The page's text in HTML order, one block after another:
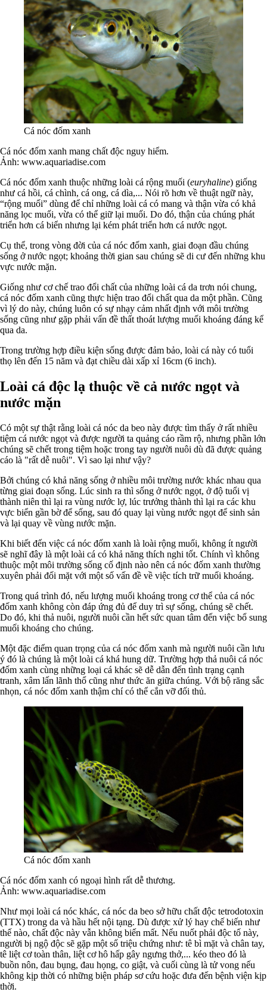
Cá nóc đốm xanh
Cá nóc đốm xanh mang chất độc nguy hiểm.
Ảnh: www.aquariadise.com
Cá nóc đốm xanh thuộc những loài cá rộng muối (euryhaline) giống
như cá hồi, cá chình, cá ong, cá dìa,... Nói rõ hơn về thuật ngữ này,
“rộng muối” dùng để chỉ những loài cá có mang và thận vừa có khả
năng lọc muối, vừa có thể giữ lại muối. Do đó, thận của chúng phát
triển hơn cá biển nhưng lại kém phát triển hơn cá nước ngọt.
Cụ thể, trong vòng đời của cá nóc đốm xanh, giai đoạn đầu chúng
sống ở nước ngọt; khoảng thời gian sau chúng sẽ di cư đến những khu
vực nước mặn.
Giống như cơ chế trao đổi chất của những loài cá da trơn nói chung,
cá nóc đốm xanh cũng thực hiện trao đổi chất qua da một phần. Cũng
vì lý do này, chúng luôn có sự nhạy cảm nhất định với môi trường
sống cũng như gặp phải vấn đề thất thoát lượng muối khoáng đáng kể
qua da.
Trong trường hợp điều kiện sống được đảm bảo, loài cá này có tuổi
thọ lên đến 15 năm và đạt chiều dài xấp xỉ 16cm (6 inch).
Loài cá độc lạ thuộc về cả nước ngọt và
nước mặn
Có một sự thật rằng loài cá nóc da beo này được tìm thấy ở rất nhiều
tiệm cá nước ngọt và được người ta quảng cáo rầm rộ, nhưng phần lớn
chúng sẽ chết trong tiệm hoặc trong tay người nuôi dù đã được quảng
cáo là "rất dễ nuôi". Vì sao lại như vậy?
Bởi chúng có khả năng sống ở nhiều môi trường nước khác nhau qua
từng giai đoạn sống. Lúc sinh ra thì sống ở nước ngọt, ở độ tuổi vị
thành niên thì lại ra vùng nước lợ, lúc trưởng thành thì lại ra các khu
vực biển gần bờ để sống, sau đó quay lại vùng nước ngọt để sinh sản
và lại quay về vùng nước mặn.
Khi biết đến việc cá nóc đốm xanh là loài rộng muối, không ít người
sẽ nghĩ đây là một loài cá có khả năng thích nghi tốt. Chính vì không
thuộc một môi trường sống cố định nào nên cá nóc đốm xanh thường
xuyên phải đối mặt với một số vấn đề về việc tích trữ muối khoáng.
Trong quá trình đó, nếu lượng muối khoáng trong cơ thể của cá nóc
đốm xanh không còn đáp ứng đủ để duy trì sự sống, chúng sẽ chết.
Do đó, khi thả nuôi, người nuôi cần hết sức quan tâm đến việc bổ sung
muối khoáng cho chúng.
Một đặc điểm quan trọng của cá nóc đốm xanh mà người nuôi cần lưu
ý đó là chúng là một loài cá khá hung dữ. Trường hợp thả nuôi cá nóc
đốm xanh cùng những loại cá khác sẽ dễ dẫn đến tình trạng cạnh
tranh, xâm lấn lãnh thổ cũng như thức ăn giữa chúng. Với bộ răng sắc
nhọn, cá nóc đốm xanh thậm chí có thể cắn vỡ đối thủ.
Cá nóc đốm xanh
Cá nóc đốm xanh có ngoại hình rất dễ thương.
Ảnh: www.aquariadise.com
Như mọi loài cá nóc khác, cá nóc da beo sở hữu chất độc tetrodotoxin
(TTX) trong da và hầu hết nội tạng. Dù được xử lý hay chế biến như
thế nào, chất độc này vẫn không biến mất. Nếu nuốt phải độc tố này,
người bị ngộ độc sẽ gặp một số triệu chứng như: tê bì mặt và chân tay,
tê liệt cơ toàn thân, liệt cơ hô hấp gây ngưng thở,... kéo theo đó là
buồn nôn, đau bụng, đau họng, co giật, và cuối cùng là tử vong nếu
không kịp thời có những biện pháp sơ cứu hoặc đưa đến bệnh viện kịp
thời.